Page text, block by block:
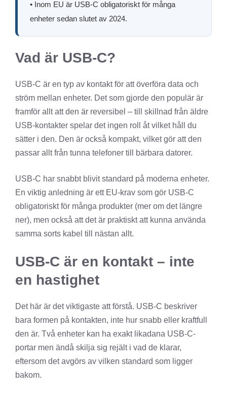
• Inom EU är USB-C obligatoriskt för många
enheter sedan slutet av 2024.
Vad är USB-C?
USB-C är en typ av kontakt för att överföra data och
ström mellan enheter. Det som gjorde den populär är
framför allt att den är reversibel – till skillnad från äldre
USB-kontakter spelar det ingen roll åt vilket håll du
sätter i den. Den är också kompakt, vilket gör att den
passar allt från tunna telefoner till bärbara datorer.
USB-C har snabbt blivit standard på moderna enheter.
En viktig anledning är ett EU-krav som gör USB-C
obligatoriskt för många produkter (mer om det längre
ner), men också att det är praktiskt att kunna använda
samma sorts kabel till nästan allt.
USB-C är en kontakt – inte
en hastighet
Det här är det viktigaste att förstå. USB-C beskriver
bara formen på kontakten, inte hur snabb eller kraftfull
den är. Två enheter kan ha exakt likadana USB-C-
portar men ändå skilja sig rejält i vad de klarar,
eftersom det avgörs av vilken standard som ligger
bakom.